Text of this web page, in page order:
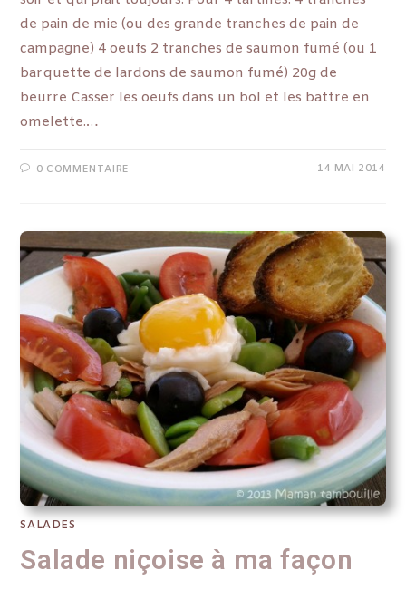
de pain de mie (ou des grande tranches de pain de
campagne) 4 oeufs 2 tranches de saumon fumé (ou 1
barquette de lardons de saumon fumé) 20g de
beurre Casser les oeufs dans un bol et les battre en
omelette.…
0 COMMENTAIRE 14 MAI 2014
SALADES
Salade niçoise à ma façon